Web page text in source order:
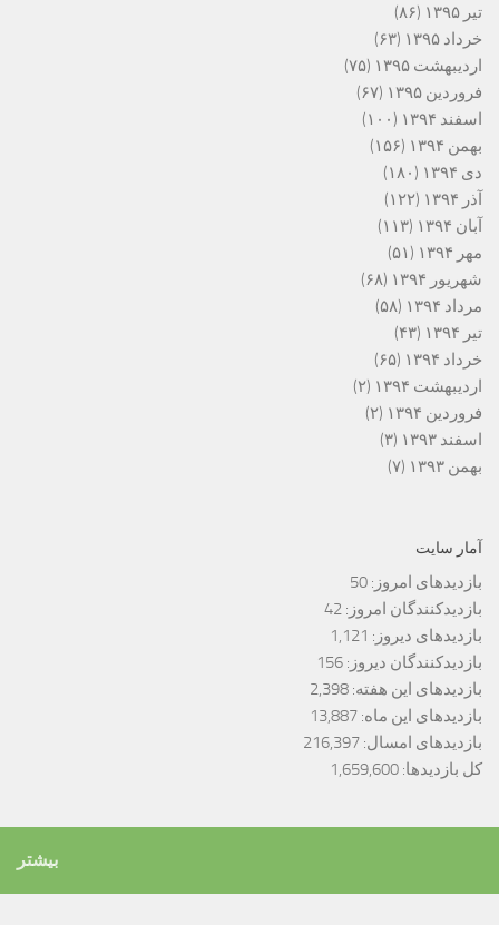
تیر ۱۳۹۵
(۸۶)
خرداد ۱۳۹۵
(۶۳)
اردیبهشت ۱۳۹۵
(۷۵)
فروردین ۱۳۹۵
(۶۷)
اسفند ۱۳۹۴
(۱۰۰)
بهمن ۱۳۹۴
(۱۵۶)
دی ۱۳۹۴
(۱۸۰)
آذر ۱۳۹۴
(۱۲۲)
آبان ۱۳۹۴
(۱۱۳)
مهر ۱۳۹۴
(۵۱)
شهریور ۱۳۹۴
(۶۸)
مرداد ۱۳۹۴
(۵۸)
تیر ۱۳۹۴
(۴۳)
خرداد ۱۳۹۴
(۶۵)
اردیبهشت ۱۳۹۴
(۲)
فروردین ۱۳۹۴
(۲)
اسفند ۱۳۹۳
(۳)
بهمن ۱۳۹۳
(۷)
آمار سایت
بازدیدهای امروز: 50
بازدیدکنندگان امروز: 42
بازدیدهای دیروز: 1,121
بازدیدکنندگان دیروز: 156
بازدیدهای این هفته: 2,398
بازدیدهای این ماه: 13,887
بازدیدهای امسال: 216,397
کل بازدیدها: 1,659,600
بیشتر